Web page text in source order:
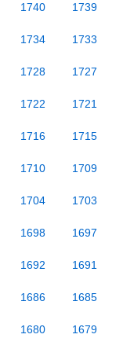
1740 1739
1734 1733
1728 1727
1722 1721
1716 1715
1710 1709
1704 1703
1698 1697
1692 1691
1686 1685
1680 1679